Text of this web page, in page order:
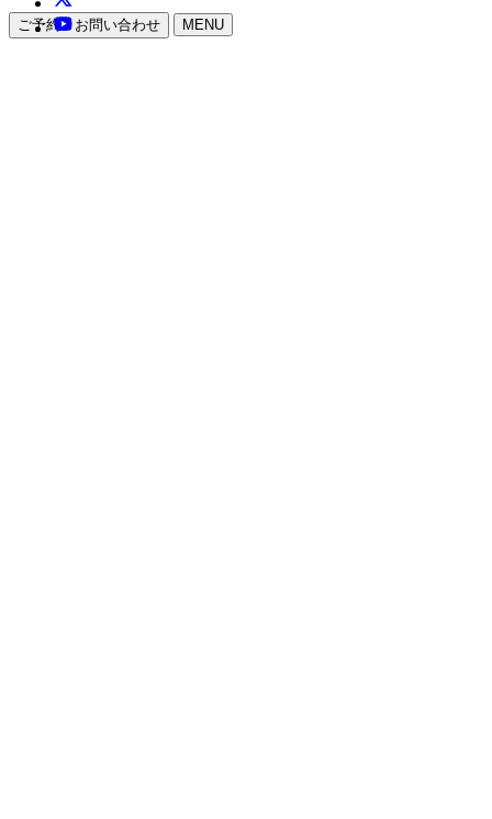
ご予約・お問い合わせ MENU